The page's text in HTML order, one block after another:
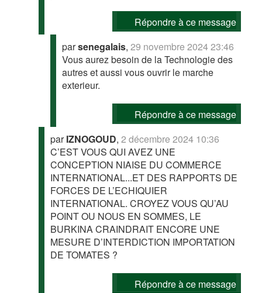
Répondre à ce message
parsenegalais,29 novembre 2024 23:46
Vous aurez besoin de la Technologie des
autres et aussi vous ouvrir le marche
exterieur.
Répondre à ce message
parIZNOGOUD,2 décembre 2024 10:36
C’EST VOUS QUI AVEZ UNE
CONCEPTION NIAISE DU COMMERCE
INTERNATIONAL...ET DES RAPPORTS DE
FORCES DE L’ECHIQUIER
INTERNATIONAL. CROYEZ VOUS QU’AU
POINT OU NOUS EN SOMMES, LE
BURKINA CRAINDRAIT ENCORE UNE
MESURE D’INTERDICTION IMPORTATION
DE TOMATES ?
Répondre à ce message